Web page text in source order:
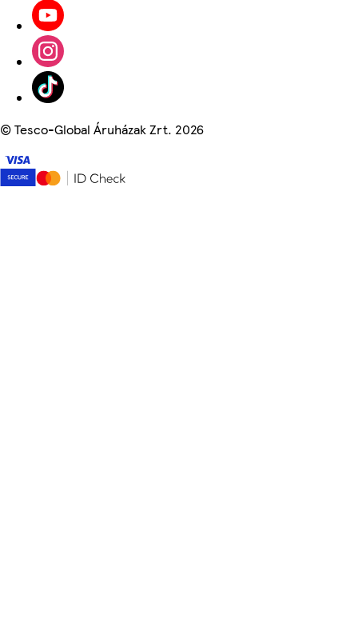
©Tesco-Global Áruházak Zrt. 2026